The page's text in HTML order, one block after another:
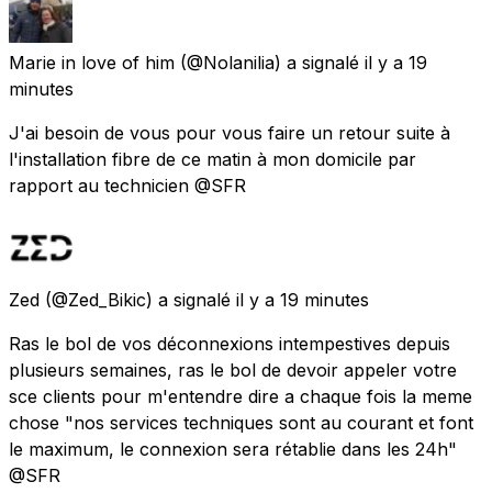
Marie in love of him (@Nolanilia) a signalé il y a 19
minutes
J'ai besoin de vous pour vous faire un retour suite à
l'installation fibre de ce matin à mon domicile par
rapport au technicien @SFR
Zed (@Zed_Bikic) a signalé il y a 19 minutes
Ras le bol de vos déconnexions intempestives depuis
plusieurs semaines, ras le bol de devoir appeler votre
sce clients pour m'entendre dire a chaque fois la meme
chose "nos services techniques sont au courant et font
le maximum, le connexion sera rétablie dans les 24h"
@SFR